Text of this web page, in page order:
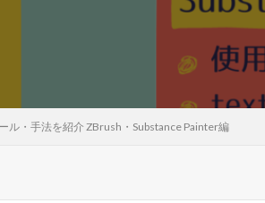
ル・手法を紹介 ZBrush・Substance Painter編